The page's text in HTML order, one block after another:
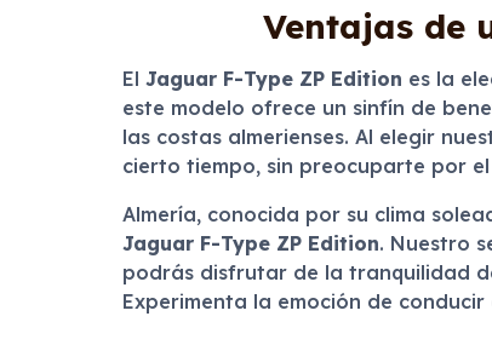
Ventajas de
El Jaguar F-Type ZP Edition es la
este modelo ofrece un sinfín de
las costas almerienses. Al elegir
cierto tiempo, sin preocuparte por
Almería, conocida por su clima
Jaguar F-Type ZP Edition. Nuestro
podrás disfrutar de la tranquilidad
Experimenta la emoción de